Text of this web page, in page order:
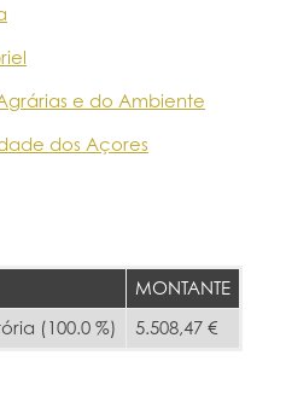
e do Ambiente
dos Açores
MONTANTE
(100.0 %)
5.508,47 €